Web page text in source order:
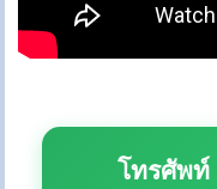
โทรศัพท์